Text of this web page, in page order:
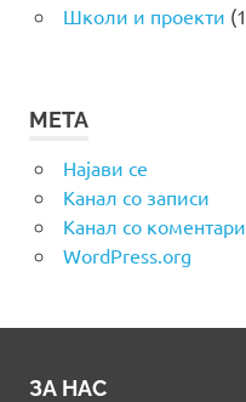
Школи и проекти
МЕТА
Најави се
Канал со записи
Канал со коментари
WordPress.org
ЗА НАС